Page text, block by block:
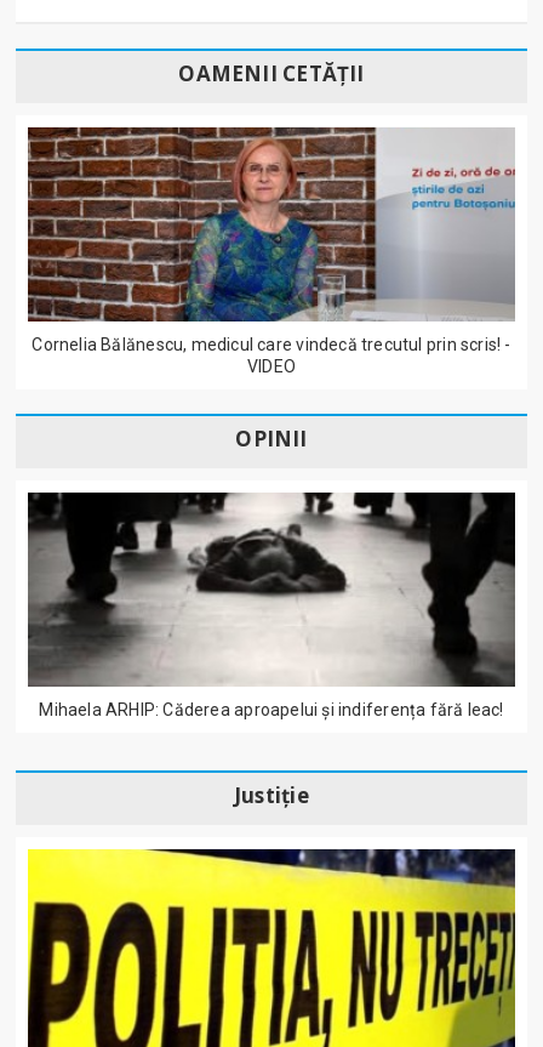
OAMENII CETĂȚII
Cornelia Bălănescu, medicul care vindecă trecutul prin scris! -
VIDEO
OPINII
Mihaela ARHIP: Căderea aproapelui și indiferența fără leac!
Justiție